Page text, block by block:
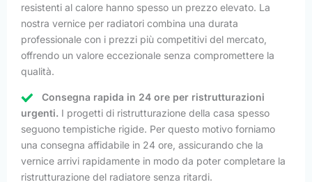
resistenti al calore hanno spesso un prezzo elevato. La
nostra vernice per radiatori combina una durata
professionale con i prezzi più competitivi del mercato,
offrendo un valore eccezionale senza compromettere la
qualità.
Consegna rapida in 24 ore per ristrutturazioni
urgenti. I progetti di ristrutturazione della casa spesso
seguono tempistiche rigide. Per questo motivo forniamo
una consegna affidabile in 24 ore, assicurando che la
vernice arrivi rapidamente in modo da poter completare la
ristrutturazione del radiatore senza ritardi.